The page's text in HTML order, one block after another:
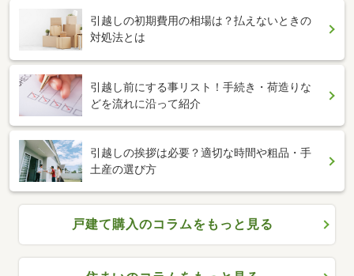
引越しの初期費用の相場は？払えないときの
対処法とは
引越し前にする事リスト！手続き・荷造りな
どを流れに沿って紹介
引越しの挨拶は必要？適切な時間や粗品・手
土産の選び方
戸建て購入のコラムをもっと見る